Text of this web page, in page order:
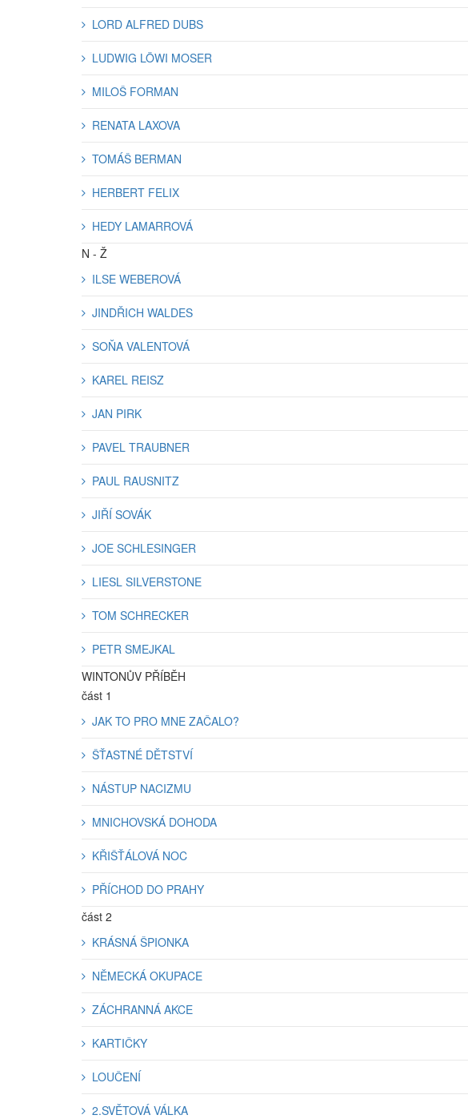
LORD ALFRED DUBS
LUDWIG LÖWI MOSER
MILOŠ FORMAN
RENATA LAXOVA
TOMÁŠ BERMAN
HERBERT FELIX
HEDY LAMARROVÁ
N - Ž
ILSE WEBEROVÁ
JINDŘICH WALDES
SOŇA VALENTOVÁ
KAREL REISZ
JAN PIRK
PAVEL TRAUBNER
PAUL RAUSNITZ
JIŘÍ SOVÁK
JOE SCHLESINGER
LIESL SILVERSTONE
TOM SCHRECKER
PETR SMEJKAL
WINTONŮV PŘÍBĚH
část 1
JAK TO PRO MNE ZAČALO?
ŠŤASTNÉ DĚTSTVÍ
NÁSTUP NACIZMU
MNICHOVSKÁ DOHODA
KŘIŠŤÁLOVÁ NOC
PŘÍCHOD DO PRAHY
část 2
KRÁSNÁ ŠPIONKA
NĚMECKÁ OKUPACE
ZÁCHRANNÁ AKCE
KARTIČKY
LOUČENÍ
2.SVĚTOVÁ VÁLKA